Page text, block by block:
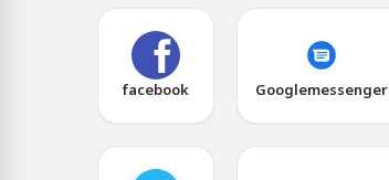
facebook Googlemessenger